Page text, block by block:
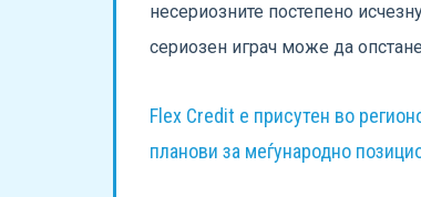
несериозните постепено
сериозен играч може да
Flex Credit e присутен во
планови за меѓународно